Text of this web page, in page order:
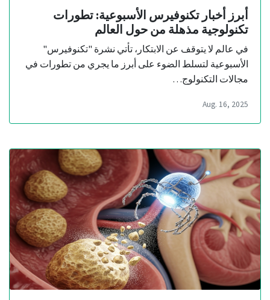
أبرز أخبار تكنوفيرس الأسبوعية: تطورات
تكنولوجية مذهلة من حول العالم
في عالم لا يتوقف عن الابتكار، تأتي نشرة "تكنوفيرس"
الأسبوعية لتسلط الضوء على أبرز ما يجري من تطورات في
مجالات التكنولوج…
Aug. 16, 2025